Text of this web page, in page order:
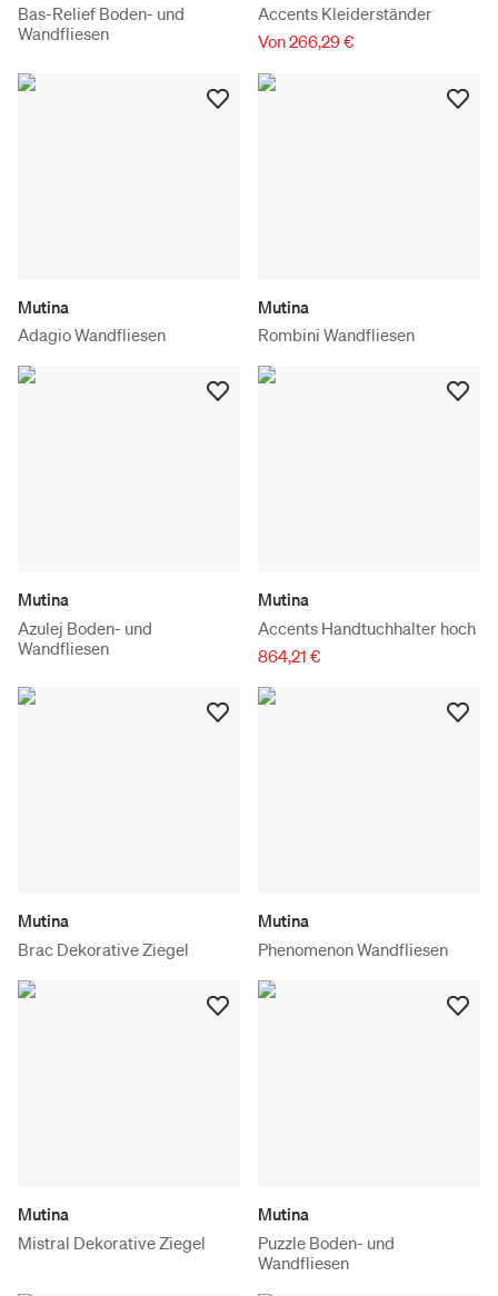
Bas-Relief Boden- und
Wandfliesen
Accents Kleiderständer
Von 266,29 €
Mutina
Adagio Wandfliesen
Mutina
Rombini Wandfliesen
Mutina
Azulej Boden- und
Wandfliesen
Mutina
Accents Handtuchhalter hoch
864,21 €
Mutina
Brac Dekorative Ziegel
Mutina
Phenomenon Wandfliesen
Mutina
Mistral Dekorative Ziegel
Mutina
Puzzle Boden- und
Wandfliesen